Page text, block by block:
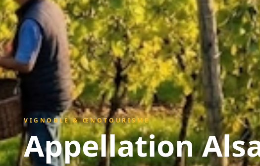
VIGNOBLE & ŒNOTOURISME
Appellation